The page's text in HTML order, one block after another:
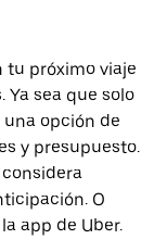
tu próximo viaje
Ya sea que solo
opción de
y presupuesto.
O
app de Uber.